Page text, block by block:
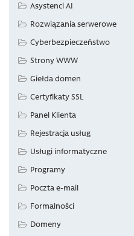
Asystenci AI
Rozwiązania serwerowe
Cyberbezpieczeństwo
Strony WWW
Giełda domen
Certyfikaty SSL
Panel Klienta
Rejestracja usług
Usługi informatyczne
Programy
Poczta e-mail
Formalności
Domeny